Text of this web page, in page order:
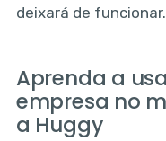
deixará de funcionar.
Aprenda a
empresa no
a Huggy